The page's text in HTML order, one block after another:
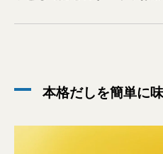
本格だしを簡単に